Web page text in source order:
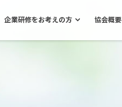
企業研修をお考えの方 協会概要